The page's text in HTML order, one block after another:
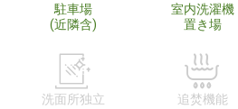
駐車場
(近隣含)
室内洗濯機
置き場
洗面所独立 追焚機能